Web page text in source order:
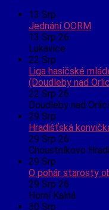
13 Srp
Jednání OORM
13 Srp 26
Lukavice
22 Srp
Liga hasičské
(Doudleby nad
22 Srp 26
Doudleby nad Orlicí
29 Srp
Hradišťská
29 Srp 26
Choustníkovo
29 Srp
O pohár starosty
29 Srp 26
Horní Kalná
30 Srp